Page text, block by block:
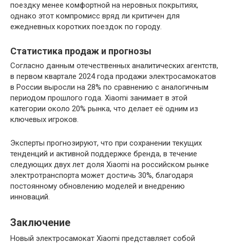
поездку менее комфортной на неровных покрытиях,
однако этот компромисс вряд ли критичен для
ежедневных коротких поездок по городу.
Статистика продаж и прогнозы
Согласно данным отечественных аналитических агентств,
в первом квартале 2024 года продажи электросамокатов
в России выросли на 28% по сравнению с аналогичным
периодом прошлого года. Xiaomi занимает в этой
категории около 20% рынка, что делает её одним из
ключевых игроков.
Эксперты прогнозируют, что при сохранении текущих
тенденций и активной поддержке бренда, в течение
следующих двух лет доля Xiaomi на российском рынке
электротранспорта может достичь 30%, благодаря
постоянному обновлению моделей и внедрению
инноваций.
Заключение
Новый электросамокат Xiaomi представляет собой